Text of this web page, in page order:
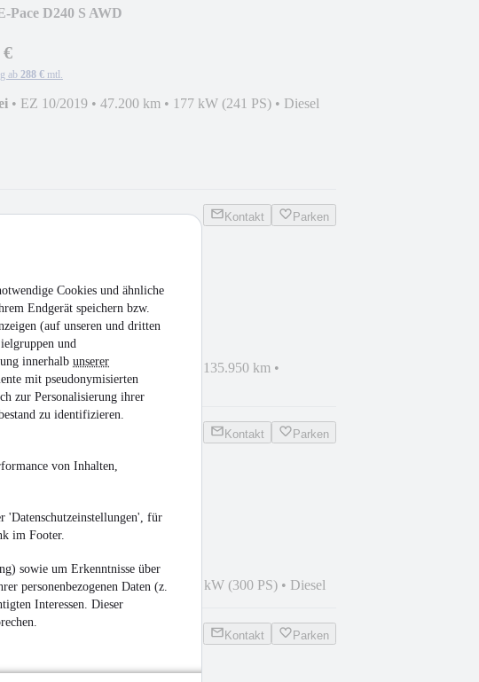
Cookies und ähnliche
Endgerät speichern bzw.
(auf unseren und dritten
und
innerhalb unserer
mit pseudonymisierten
zur Personalisierung ihrer
zu identifizieren.
von Inhalten,
'Datenschutzeinstellungen', für
im Footer.
sowie um Erkenntnisse über
personenbezogenen Daten (z.
Interessen. Dieser
Pace D240 S AWD
€
ab 288 € mtl.
• EZ 10/2019 • 47.200 km • 177 kW (241 PS) • Diesel
Kontakt Parken
€¹
ab 290 € mtl.
Unfallschaden 135.950 km •
PS)•Diesel
Kontakt Parken
• EZ 09/2020•119.685 km 221 kW (300 PS) • Diesel
Kontakt Parken